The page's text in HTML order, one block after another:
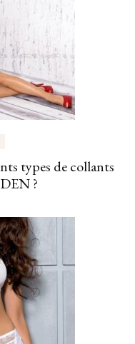
types de collants
?